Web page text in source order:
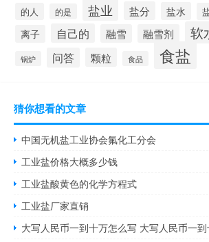
的人 的是 盐业 盐分 盐水
离子 自己的 融雪 融雪剂 软
锅炉 问答 颗粒 食品 食盐
猜你想看的文章
中国无机盐工业协会氟化工分会
工业盐价格大概多少钱
工业盐酸黄色的化学方程式
工业盐厂家直销
大写人民币一到十万怎么写 大写人民币一